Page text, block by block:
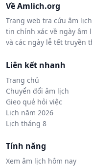
Về Amlich.org
Trang web tra cứu âm
tin chính xác về ngày âm
và các ngày lễ tết truyền
Liên kết nhanh
Trang chủ
Chuyển đổi âm lịch
Gieo quẻ hỏi việc
Lịch năm 2026
Lịch tháng 8
Tính năng
Xem âm lịch hôm nay